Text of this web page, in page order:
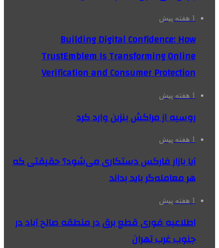
1 هفته پیش
Building Digital Confidence: How
TrustEmblem Is Transforming Online
Verification and Consumer Protection
1 هفته پیش
روسیه از مراکش بنزین وارد کرد
1 هفته پیش
آیا بازار فارکس دستکاری می‌شود؟ حقیقتی که
هر معامله‌گر باید بداند
1 هفته پیش
اطلاعیه فوری قطع برق در منطقه صالح آباد در
جنوب غرب تهران